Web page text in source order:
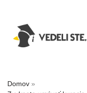
Domov »